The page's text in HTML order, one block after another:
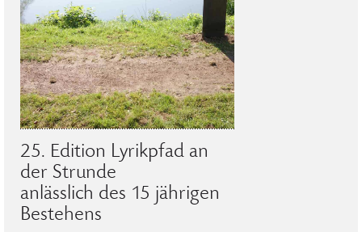
25. Edition Lyrikpfad an
der Strunde
anlässlich des 15 jährigen
Bestehens